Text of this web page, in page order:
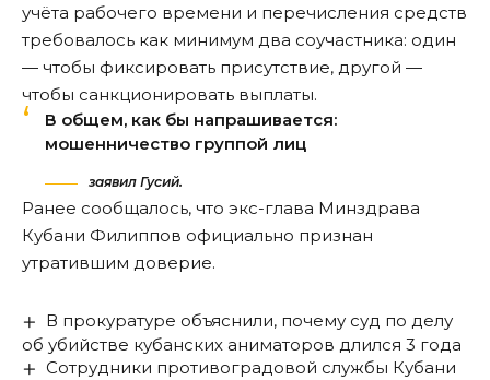
учёта рабочего времени и перечисления средств
требовалось как минимум два соучастника: один
— чтобы фиксировать присутствие, другой —
чтобы санкционировать выплаты.
В общем, как бы напрашивается:
мошенничество группой лиц
заявил Гусий.
Ранее сообщалось, что экс-глава Минздрава
Кубани Филиппов официально признан
утратившим доверие.
В прокуратуре объяснили, почему суд по делу
об убийстве кубанских аниматоров длился 3 года
Сотрудники противоградовой службы Кубани